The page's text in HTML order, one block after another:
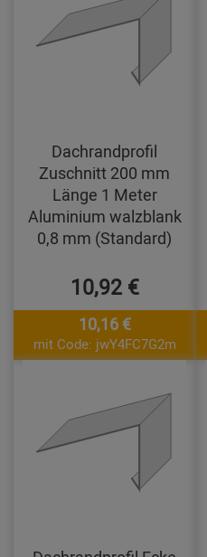
Dachrandprofil
Zuschnitt 200 mm
Länge 1 Meter
Aluminium walzblank
0,8 mm (Standard)
10,92 €
10,16 €
mit Code: jwY4FC7G2m